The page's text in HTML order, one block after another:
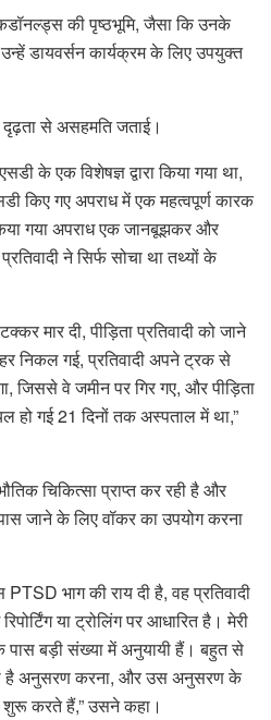
की पृष्ठभूमि, जैसा कि उनके
डायवर्सन कार्यक्रम के लिए उपयुक्त
दृढ़ता से असहमति जताई।
के एक विशेषज्ञ द्वारा किया गया था,
किए गए अपराध में एक महत्वपूर्ण कारक
गया अपराध एक जानबूझकर और
ने सिर्फ सोचा था तथ्यों के
मार दी, पीड़िता प्रतिवादी को जाने
निकल गई, प्रतिवादी अपने ट्रक से
जिससे वे जमीन पर गिर गए, और पीड़िता
हो गई 21 दिनों तक अस्पताल में था,”
चिकित्सा प्राप्त कर रही है और
जाने के लिए वॉकर का उपयोग करना
भाग की राय दी है, वह प्रतिवादी
या ट्रोलिंग पर आधारित है। मेरी
पास बड़ी संख्या में अनुयायी हैं। बहुत से
है अनुसरण करना, और उस अनुसरण के
शुरू करते हैं,” उसने कहा।